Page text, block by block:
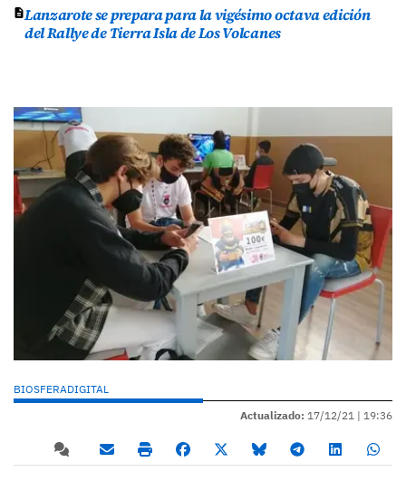
Lanzarote se prepara para la vigésimo octava edición
del Rallye de Tierra Isla de Los Volcanes
BIOSFERADIGITAL
Actualizado: 17/12/21 | 19:36